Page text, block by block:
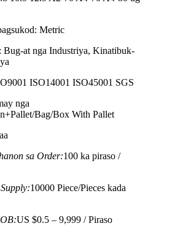
Metric
Bug-at nga Industriya, Kinatibuk-
ISO14001 ISO45001 SGS
nga
Bag/Box With Pallet
sa Order:100 ka piraso /
10000 Piece/Pieces kada
US $0.5 – 9,999 / Piraso